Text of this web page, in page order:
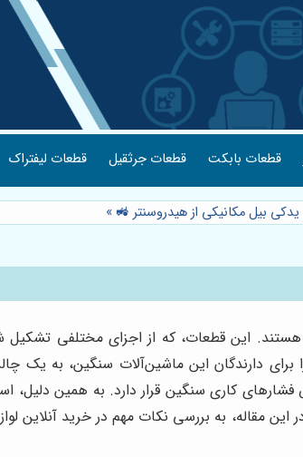
قطعات بابکت قطعات جرثقیل قطعات لیفتراک
یدکی بیل مکانیکی از هیدروسنتر 🚜 »
این قطعات، که از اجزای مختلفی
برای دارندگان این ماشین‌آلات سنگین، به یک
کاری سنگین قرار دارد. به همین دلیل،
مقاله، به بررسی نکات مهم در خرید آنلاین